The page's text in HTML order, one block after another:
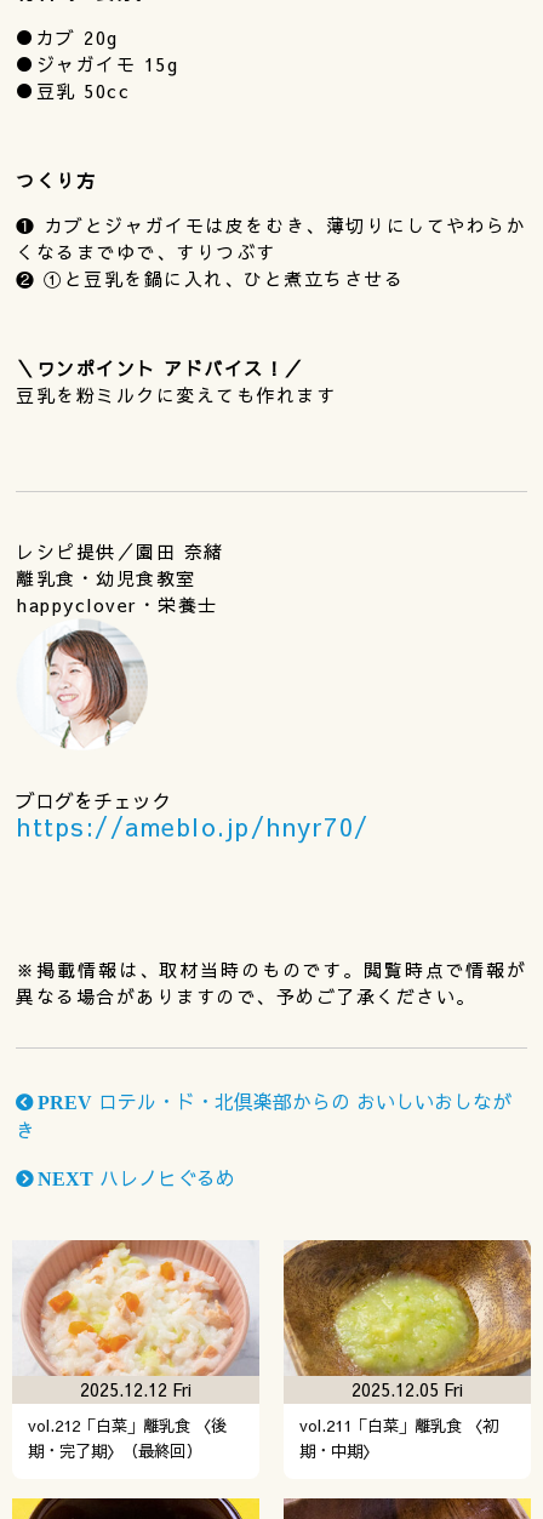
●カブ 20g
●ジャガイモ 15g
●豆乳 50cc
つくり方
❶ カブとジャガイモは皮をむき、薄切りにしてやわらか
くなるまでゆで、すりつぶす
❷ ①と豆乳を鍋に入れ、ひと煮立ちさせる
＼ワンポイント アドバイス！／
豆乳を粉ミルクに変えても作れます
レシピ提供／園田 奈緒
離乳食・幼児食教室
happyclover・栄養士
ブログをチェック
https://ameblo.jp/hnyr70/
※掲載情報は、取材当時のものです。閲覧時点で情報が
異なる場合がありますので、予めご了承ください。
PREV ロテル・ド・北倶楽部からの おいしいおしなが
き
NEXT ハレノヒぐるめ
vol.212「白菜」離乳食 〈後
期・完了期〉（最終回）
2025.12.12 Fri
vol.211「白菜」離乳食 〈初
期・中期〉
2025.12.05 Fri